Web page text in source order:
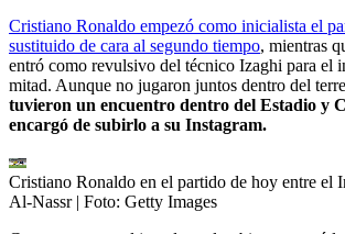
Cristiano Ronaldo empezó como inicialista el
sustituido de cara al segundo tiempo, mientras
entró como revulsivo del técnico Izaghi para el
mitad. Aunque no jugaron juntos dentro del
tuvieron un encuentro dentro del Estadio y
encargó de subirlo a su Instagram.
Cristiano Ronaldo en el partido de hoy entre el
Al-Nassr | Foto: Getty Images